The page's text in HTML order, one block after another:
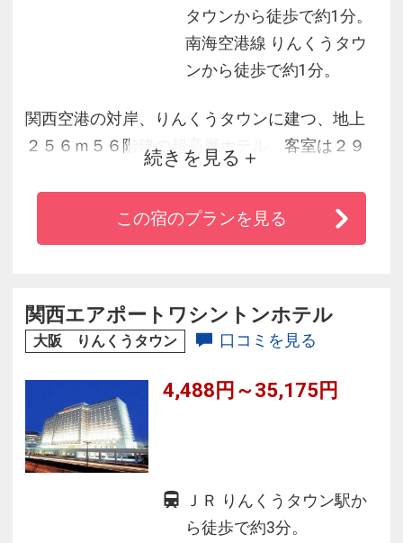
タウンから徒歩で約1分。
南海空港線 りんくうタウ
ンから徒歩で約1分。
関西空港の対岸、りんくうタウンに建つ、地上
２５６ｍ５６階建の超高層ホテル。客室は２９
～５０階に位置し、全室から海や夜景を見る事
が出来ます。
続きを見る
この宿のプランを見る
関西エアポートワシントンホテル
大阪 りんくうタウン 口コミを見る
4,488円～35,175円
ＪＲ りんくうタウン駅か
ら徒歩で約3分。